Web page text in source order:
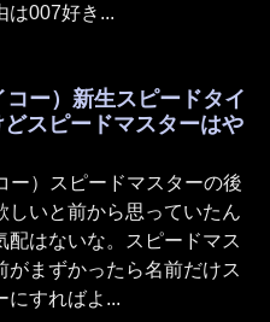
は007好き...
ー）新生スピードタイ
スピードマスターはや
ー）スピードマスターの後
しいと前から思っていたん
配はないな。スピードマス
がまずかったら名前だけス
にすればよ...